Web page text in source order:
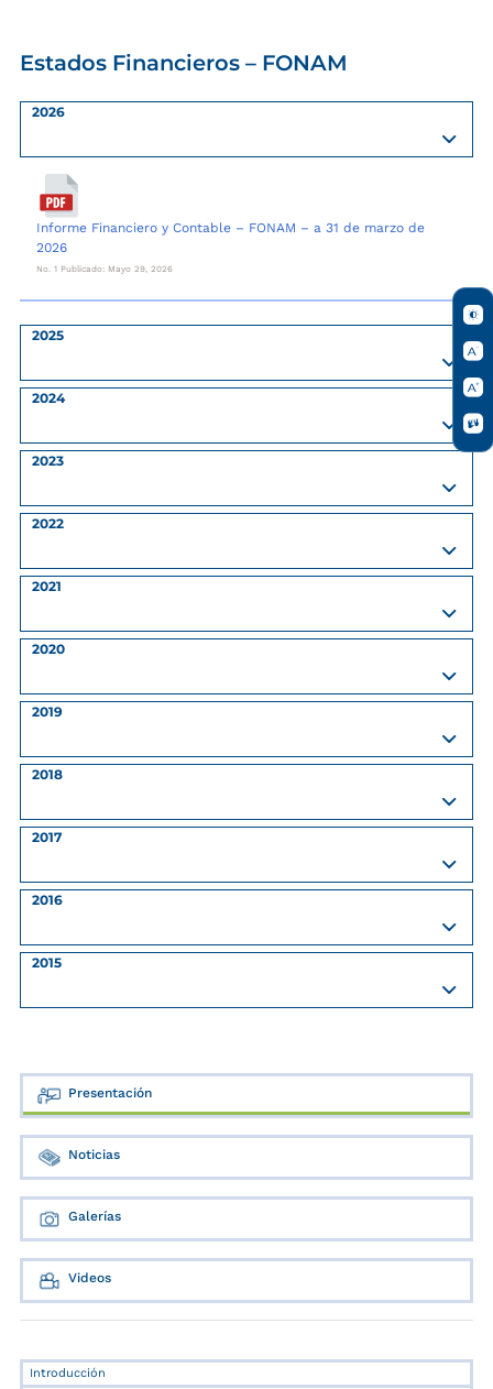
Estados Financieros – FONAM
2026
Informe Financiero y Contable – FONAM – a 31 de marzo de
2026
No. 1 Publicado: Mayo 29, 2026
2025
2024
2023
2022
2021
2020
2019
2018
2017
2016
2015
Presentación
Noticias
Galerías
Videos
Introducción